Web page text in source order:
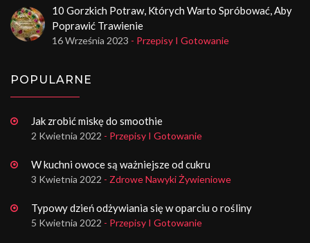
10 Gorzkich Potraw, Których Warto Spróbować, Aby
Poprawić Trawienie
16 Września 2023 - Przepisy I Gotowanie
POPULARNE
Jak zrobić miskę do smoothie
2 Kwietnia 2022 - Przepisy I Gotowanie
W kuchni owoce są ważniejsze od cukru
3 Kwietnia 2022 - Zdrowe Nawyki Żywieniowe
Typowy dzień odżywiania się w oparciu o rośliny
5 Kwietnia 2022 - Przepisy I Gotowanie